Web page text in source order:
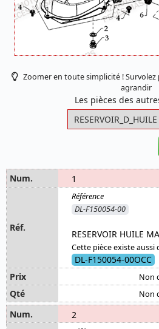
Zoomer en toute simplicité !
agrandir
Les pièces des
1
DL-F150054-00
RESERVOIR HUILE
Cette pièce existe aussi
DL-F150054-00OCC
Non
Non
2